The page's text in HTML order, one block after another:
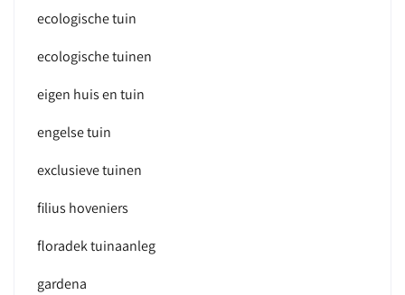
ecologische tuin
ecologische tuinen
eigen huis en tuin
engelse tuin
exclusieve tuinen
filius hoveniers
floradek tuinaanleg
gardena